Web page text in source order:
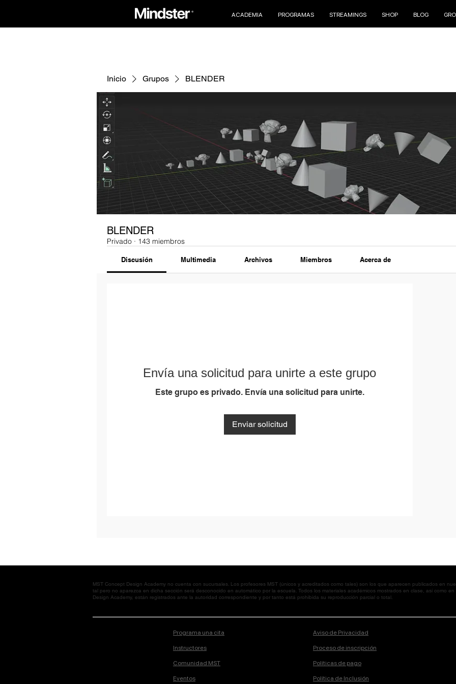
ACADEMIA PROGRAMAS STREAMINGS SHOP BLOG
Inicio Grupos BLENDER
BLENDER
Privado · 143 miembros
Discusión Multimedia Archivos Miembros Acerca de
Envía una solicitud para unirte a este grupo
Este grupo es privado. Envía una solicitud para unirte.
Enviar solicitud
MST Concept Design Academy no cuenta con sucursales. Los profesores MST (únicos y acreditados como tales) son los que aparecen publicados en
tal pero no aparezca en dicha sección será desconocido en automático por la escuela. Todos los materiales académicos mostrados en clase, así como
Design Academy, están registrados ante la autoridad correspondiente y por tanto está prohibida su reproducción parcial o total.
Programa una cita
Instructores
Comunidad MST
Eventos
Aviso de Privacidad
Proceso de inscripción
Políticas de pago
Política de Inclusión